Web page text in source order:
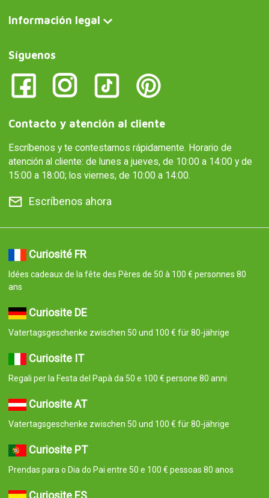
Información legal
Síguenos
Contacto y atención al cliente
Escríbenos y te contestamos rápidamente. Horario de
atención al cliente: de lunes a jueves, de 10:00 a 14:00 y de
15:00 a 18:00; los viernes, de 10:00 a 14:00.
Escríbenos ahora
Curiosité FR
Idées cadeaux de la fête des Pères de 50 à 100 € personnes 80
ans
Curiosite DE
Vatertagsgeschenke zwischen 50 und 100 € für 80-jährige
Curiosite IT
Regali per la Festa del Papà da 50 e 100 € persone 80 anni
Curiosite AT
Vatertagsgeschenke zwischen 50 und 100 € für 80-jährige
Curiosite PT
Prendas para o Dia do Pai entre 50 e 100 € pessoas 80 anos
Curiosite ES